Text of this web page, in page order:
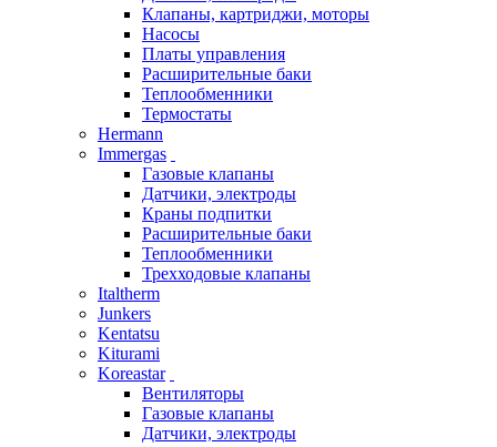
Клапаны, картриджи, моторы
Насосы
Платы управления
Расширительные баки
Теплообменники
Термостаты
Hermann
Immergas
Газовые клапаны
Датчики, электроды
Краны подпитки
Расширительные баки
Теплообменники
Трехходовые клапаны
Italtherm
Junkers
Kentatsu
Kiturami
Koreastar
Вентиляторы
Газовые клапаны
Датчики, электроды